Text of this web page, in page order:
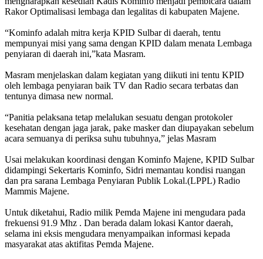
Rakor Optimalisasi lembaga dan legalitas di kabupaten Majene.
“Kominfo adalah mitra kerja KPID Sulbar di daerah, tentu
mempunyai misi yang sama dengan KPID dalam menata Lembaga
penyiaran di daerah ini,”kata Masram.
Masram menjelaskan dalam kegiatan yang diikuti ini tentu KPID
oleh lembaga penyiaran baik TV dan Radio secara terbatas dan
tentunya dimasa new normal.
“Panitia pelaksana tetap melalukan sesuatu dengan protokoler
kesehatan dengan jaga jarak, pake masker dan diupayakan sebelum
acara semuanya di periksa suhu tubuhnya,” jelas Masram
Usai melakukan koordinasi dengan Kominfo Majene, KPID Sulbar
didampingi Sekertaris Kominfo, Sidri memantau kondisi ruangan
dan pra sarana Lembaga Penyiaran Publik Lokal.(LPPL) Radio
Mammis Majene.
Untuk diketahui, Radio milik Pemda Majene ini mengudara pada
frekuensi 91.9 Mhz . Dan berada dalam lokasi Kantor daerah,
selama ini eksis mengudara menyampaikan informasi kepada
masyarakat atas aktifitas Pemda Majene.